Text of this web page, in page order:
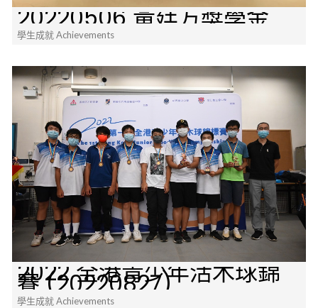
20220506 黃廷方獎學金
學生成就 Achievements
2022 全港青少年活木球錦
賽 (20220827)
學生成就 Achievements